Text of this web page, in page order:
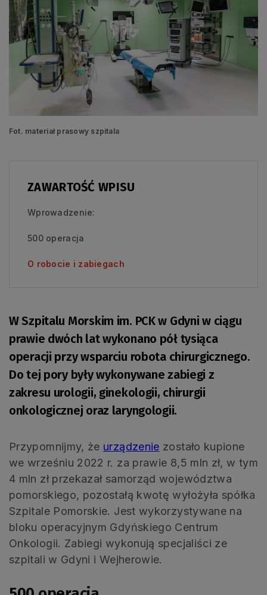
Fot. materiał prasowy szpitala
ZAWARTOŚĆ WPISU
Wprowadzenie:
500 operacja
O robocie i zabiegach
W Szpitalu Morskim im. PCK w Gdyni w ciągu
prawie dwóch lat wykonano pół tysiąca
operacji przy wsparciu robota chirurgicznego.
Do tej pory były wykonywane zabiegi z
zakresu urologii, ginekologii, chirurgii
onkologicznej oraz laryngologii.
Przypomnijmy, że urządzenie zostało kupione
we wrześniu 2022 r. za prawie 8,5 mln zł, w tym
4 mln zł przekazał samorząd województwa
pomorskiego, pozostałą kwotę wyłożyła spółka
Szpitale Pomorskie. Jest wykorzystywane na
bloku operacyjnym Gdyńskiego Centrum
Onkologii. Zabiegi wykonują specjaliści ze
szpitali w Gdyni i Wejherowie.